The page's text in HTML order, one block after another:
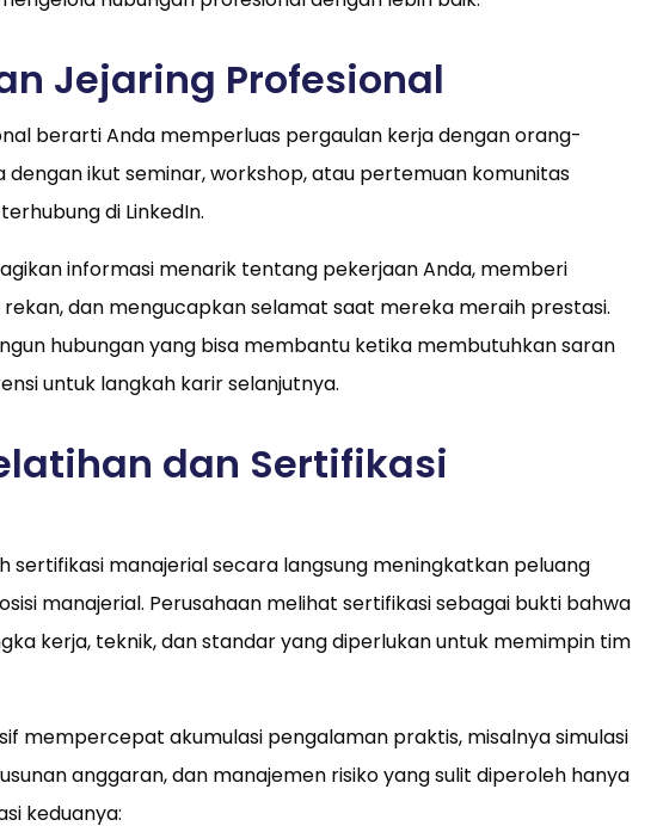
Jejaring Profesional
berarti Anda memperluas pergaulan kerja dengan orang-
dengan ikut seminar, workshop, atau pertemuan komunitas
di LinkedIn.
informasi menarik tentang pekerjaan Anda, memberi
dan mengucapkan selamat saat mereka meraih prestasi.
hubungan yang bisa membantu ketika membutuhkan saran
untuk langkah karir selanjutnya.
dan Sertifikasi
sertifikasi manajerial secara langsung meningkatkan peluang
manajerial. Perusahaan melihat sertifikasi sebagai bukti bahwa
kerja, teknik, dan standar yang diperlukan untuk memimpin tim
mempercepat akumulasi pengalaman praktis, misalnya simulasi
anggaran, dan manajemen risiko yang sulit diperoleh hanya
keduanya: